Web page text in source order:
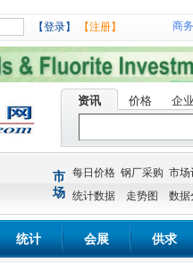
【登录】 【注册】 商
资讯 价格 企
市
场
每日价格 钢厂采购 市场
统计数据
走势图 数据
统计 会展 供求